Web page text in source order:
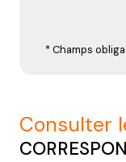
* Champs
consulter